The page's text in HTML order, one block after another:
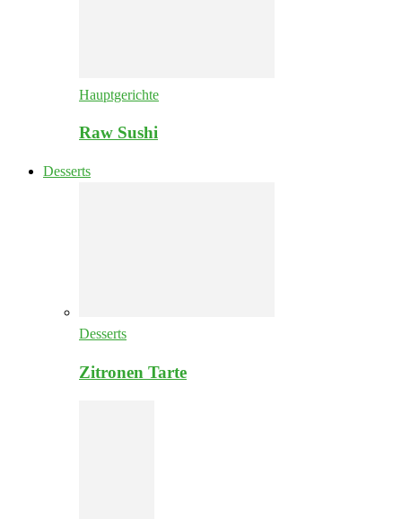
Hauptgerichte
Raw Sushi
Desserts
Desserts
Zitronen Tarte